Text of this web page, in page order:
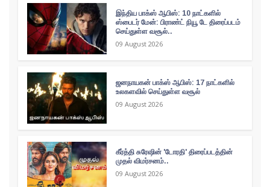
இந்திய பாக்ஸ் ஆபிஸ்: 10 நாட்களில்
ஸ்பைடர் மேன்: பிராண்ட் நியூ டே திரைப்படம்
செய்துள்ள வசூல்..
09 August 2026
ஜனநாயகன் பாக்ஸ் ஆபிஸ்: 17 நாட்களில்
உலகளவில் செய்துள்ள வசூல்
09 August 2026
கீர்த்தி சுரேஷின் 'டோரதி' திரைப்படத்தின்
முதல் விமர்சனம்..
09 August 2026